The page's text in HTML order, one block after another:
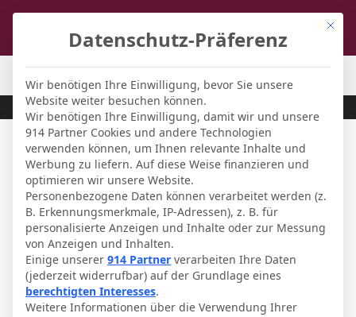
Mit
Datenschutz-Präferenz
Wir benötigen Ihre Einwilligung, bevor Sie unsere
Website weiter besuchen können.
Wir benötigen Ihre Einwilligung, damit wir und unsere
914 Partner Cookies und andere Technologien
verwenden können, um Ihnen relevante Inhalte und
Werbung zu liefern. Auf diese Weise finanzieren und
optimieren wir unsere Website.
Personenbezogene Daten können verarbeitet werden (z.
B. Erkennungsmerkmale, IP-Adressen), z. B. für
personalisierte Anzeigen und Inhalte oder zur Messung
von Anzeigen und Inhalten.
Einige unserer 914 Partner verarbeiten Ihre Daten
(jederzeit widerrufbar) auf der Grundlage eines
berechtigten Interesses.
Weitere Informationen über die Verwendung Ihrer